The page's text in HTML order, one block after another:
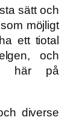
sätt och
möjligt
ett tiotal
och
här på
diverse